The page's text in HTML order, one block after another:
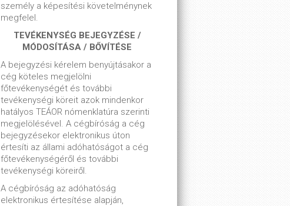
személy a képesítési követelménynek
megfelel.
TEVÉKENYSÉG BEJEGYZÉSE /
MÓDOSÍTÁSA / BŐVÍTÉSE
A bejegyzési kérelem benyújtásakor a
cég köteles megjelölni
főtevékenységét és további
tevékenységi köreit azok mindenkor
hatályos TEÁOR nómenklatúra szerinti
megjelölésével. A cégbíróság a cég
bejegyzésekor elektronikus úton
értesíti az állami adóhatóságot a cég
főtevékenységéről és további
tevékenységi köreiről.
A cégbíróság az adóhatóság
elektronikus értesítése alapján,